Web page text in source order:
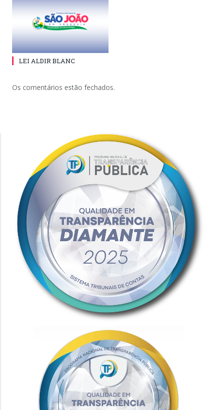
LEI ALDIR BLANC
Os comentários estão fechados.